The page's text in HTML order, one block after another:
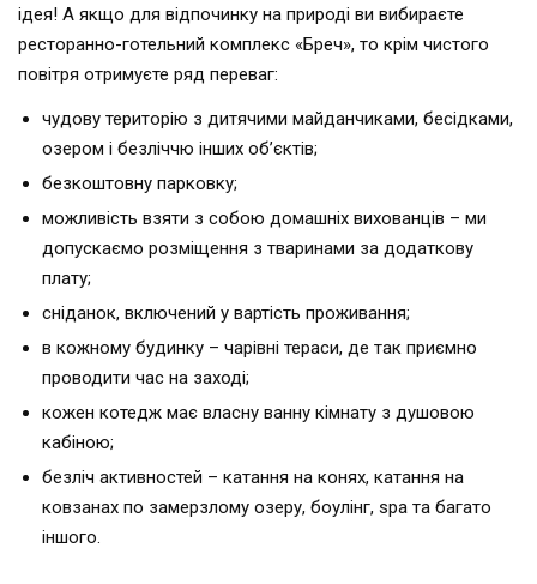
ідея! А якщо для відпочинку на природі ви вибираєте
ресторанно-готельний комплекс «Бреч», то крім чистого
повітря отримуєте ряд переваг:
чудову територію з дитячими майданчиками, бесідками,
озером і безліччю інших об’єктів;
безкоштовну парковку;
можливість взяти з собою домашніх вихованців – ми
допускаємо розміщення з тваринами за додаткову
плату;
сніданок, включений у вартість проживання;
в кожному будинку – чарівні тераси, де так приємно
проводити час на заході;
кожен котедж має власну ванну кімнату з душовою
кабіною;
безліч активностей – катання на конях, катання на
ковзанах по замерзлому озеру, боулінг, spa та багато
іншого.